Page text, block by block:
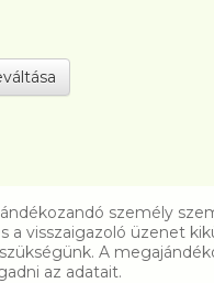
személy
a visszaigazoló üzenet
A
az adatait.